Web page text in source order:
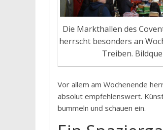
Die Markthallen des
herrscht besonders an
Treiben.
Vor allem am Wochenende
absolut empfehlenswert.
bummeln und schauen ein.